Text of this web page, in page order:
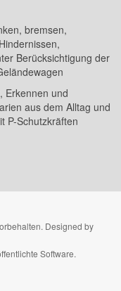
bremsen,
Berücksichtigung der
Erkennen und
aus dem Alltag und
P-Schutzkräften
Designed by
Software.